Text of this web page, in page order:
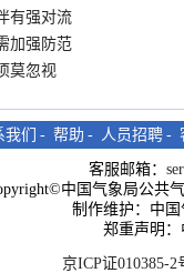
有强对流
加强防范
莫忽视
们 - 帮助 - 人员招聘 -
客服邮箱：
中国气象局公共
制作维护：中
郑重声明
京ICP证010385-2